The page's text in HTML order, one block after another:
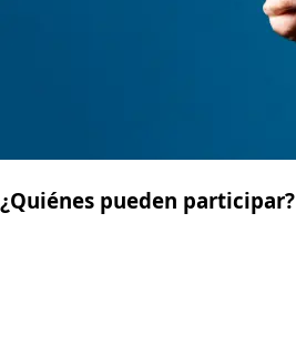
¿Quiénes pueden participar?